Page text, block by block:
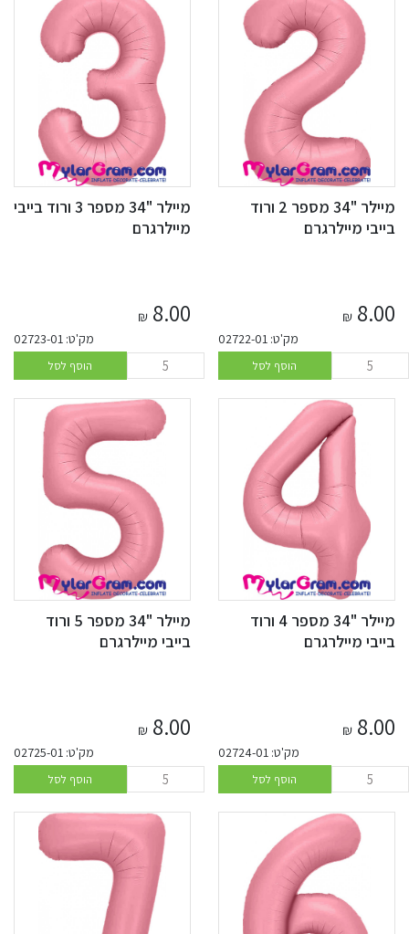
מיילר "34 מספר 2 ורוד
בייבי מיילרגרם
8.00
₪
מק'ט: 02722-01
הוסף לסל
מיילר "34 מספר 3 ורוד בייבי
מיילרגרם
8.00
₪
מק'ט: 02723-01
הוסף לסל
מיילר "34 מספר 4 ורוד
בייבי מיילרגרם
8.00
₪
מק'ט: 02724-01
הוסף לסל
מיילר "34 מספר 5 ורוד
בייבי מיילרגרם
8.00
₪
מק'ט: 02725-01
הוסף לסל